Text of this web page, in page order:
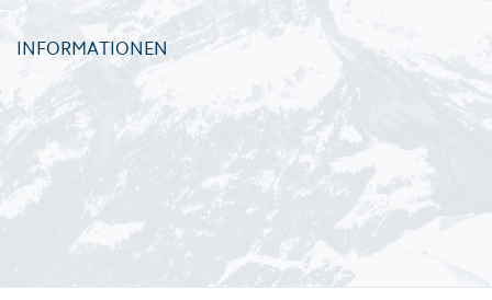
INFORMATIONEN